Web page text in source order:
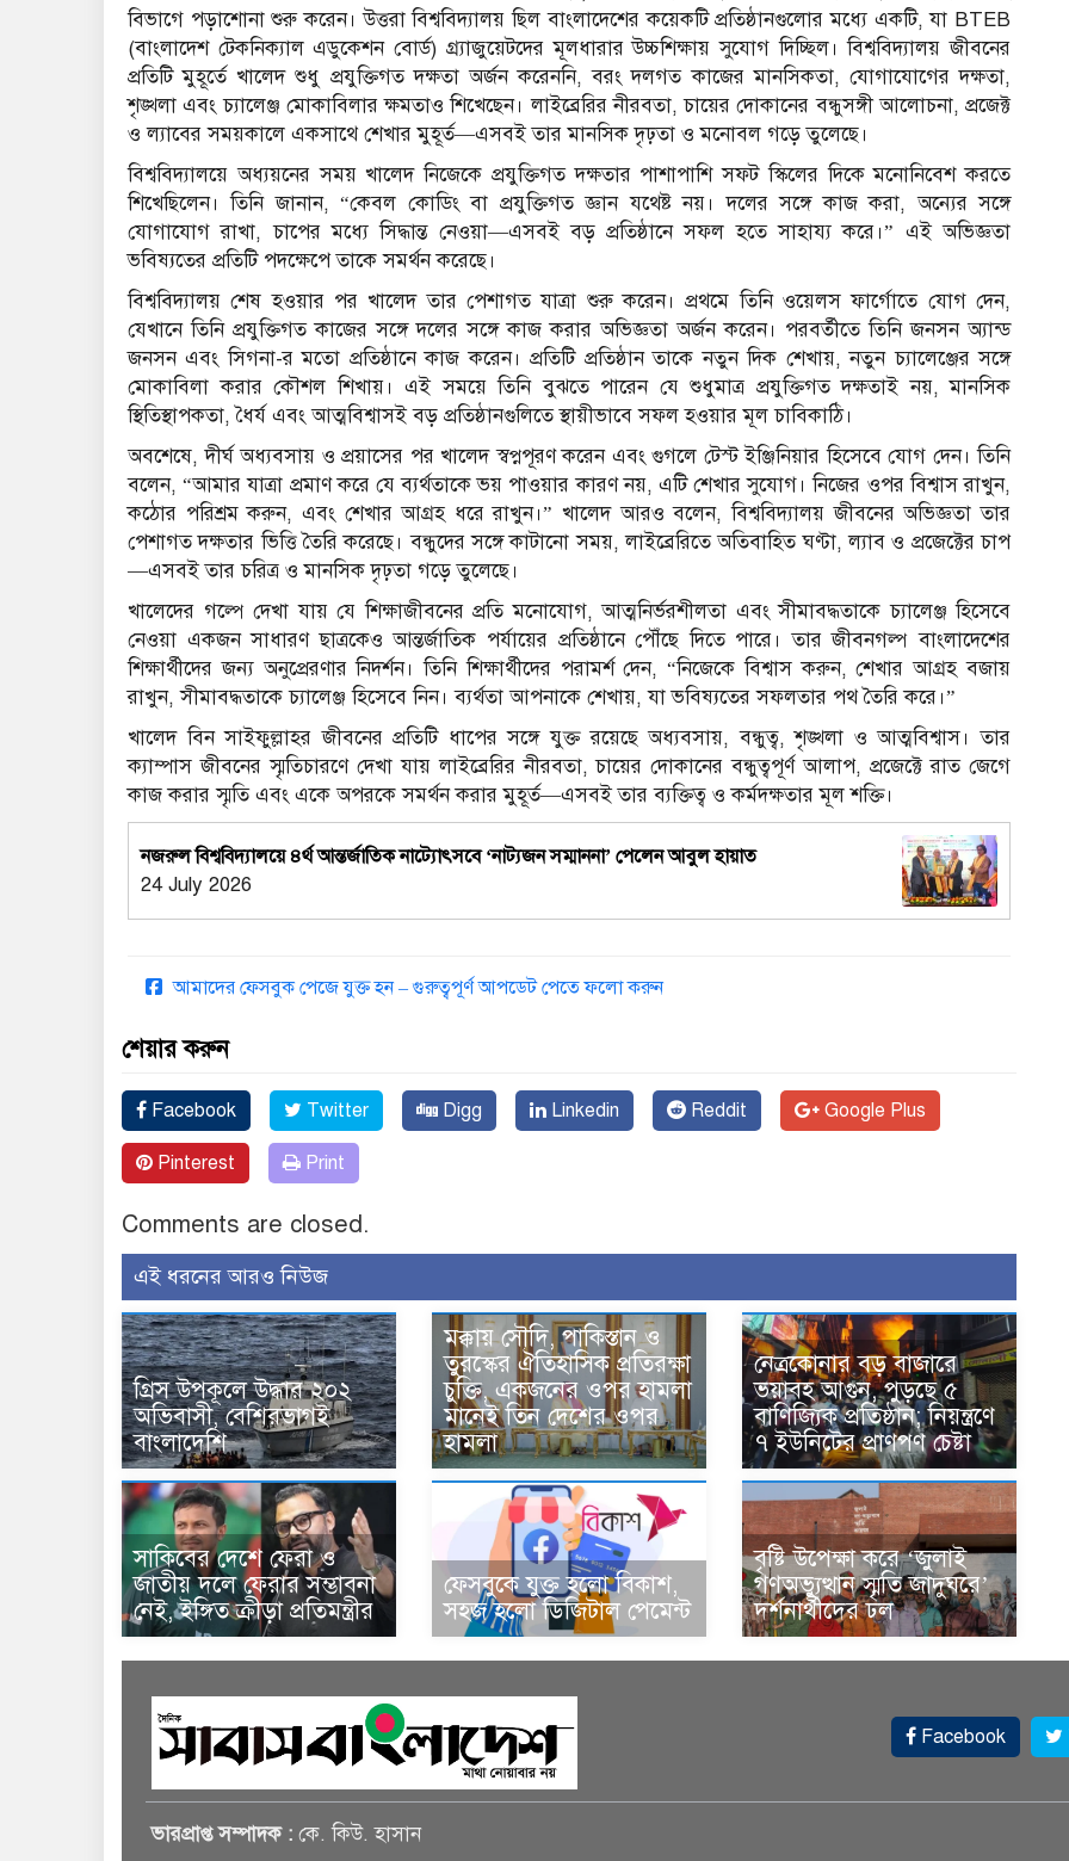
বিভাগে পড়াশোনা শুরু করেন। উত্তরা বিশ্ববিদ্যালয় ছিল বাংলাদেশের কয়েকটি প্রতিষ্ঠানগুলোর মধ্যে একটি, যা BTEB
(বাংলাদেশ টেকনিক্যাল এডুকেশন বোর্ড) গ্র্যাজুয়েটদের মূলধারার উচ্চশিক্ষায় সুযোগ দিচ্ছিল। বিশ্ববিদ্যালয় জীবনের
প্রতিটি মুহূর্তে খালেদ শুধু প্রযুক্তিগত দক্ষতা অর্জন করেননি, বরং দলগত কাজের মানসিকতা, যোগাযোগের দক্ষতা,
শৃঙ্খলা এবং চ্যালেঞ্জ মোকাবিলার ক্ষমতাও শিখেছেন। লাইব্রেরির নীরবতা, চায়ের দোকানের বন্ধুসঙ্গী আলোচনা, প্রজেক্ট
ও ল্যাবের সময়কালে একসাথে শেখার মুহূর্ত—এসবই তার মানসিক দৃঢ়তা ও মনোবল গড়ে তুলেছে।
বিশ্ববিদ্যালয়ে অধ্যয়নের সময় খালেদ নিজেকে প্রযুক্তিগত দক্ষতার পাশাপাশি সফট স্কিলের দিকে মনোনিবেশ করতে
শিখেছিলেন। তিনি জানান, “কেবল কোডিং বা প্রযুক্তিগত জ্ঞান যথেষ্ট নয়। দলের সঙ্গে কাজ করা, অন্যের সঙ্গে
যোগাযোগ রাখা, চাপের মধ্যে সিদ্ধান্ত নেওয়া—এসবই বড় প্রতিষ্ঠানে সফল হতে সাহায্য করে।” এই অভিজ্ঞতা
ভবিষ্যতের প্রতিটি পদক্ষেপে তাকে সমর্থন করেছে।
বিশ্ববিদ্যালয় শেষ হওয়ার পর খালেদ তার পেশাগত যাত্রা শুরু করেন। প্রথমে তিনি ওয়েলস ফার্গোতে যোগ দেন,
যেখানে তিনি প্রযুক্তিগত কাজের সঙ্গে দলের সঙ্গে কাজ করার অভিজ্ঞতা অর্জন করেন। পরবর্তীতে তিনি জনসন অ্যান্ড
জনসন এবং সিগনা-র মতো প্রতিষ্ঠানে কাজ করেন। প্রতিটি প্রতিষ্ঠান তাকে নতুন দিক শেখায়, নতুন চ্যালেঞ্জের সঙ্গে
মোকাবিলা করার কৌশল শিখায়। এই সময়ে তিনি বুঝতে পারেন যে শুধুমাত্র প্রযুক্তিগত দক্ষতাই নয়, মানসিক
স্থিতিস্থাপকতা, ধৈর্য এবং আত্মবিশ্বাসই বড় প্রতিষ্ঠানগুলিতে স্থায়ীভাবে সফল হওয়ার মূল চাবিকাঠি।
অবশেষে, দীর্ঘ অধ্যবসায় ও প্রয়াসের পর খালেদ স্বপ্নপূরণ করেন এবং গুগলে টেস্ট ইঞ্জিনিয়ার হিসেবে যোগ দেন। তিনি
বলেন, “আমার যাত্রা প্রমাণ করে যে ব্যর্থতাকে ভয় পাওয়ার কারণ নয়, এটি শেখার সুযোগ। নিজের ওপর বিশ্বাস রাখুন,
কঠোর পরিশ্রম করুন, এবং শেখার আগ্রহ ধরে রাখুন।” খালেদ আরও বলেন, বিশ্ববিদ্যালয় জীবনের অভিজ্ঞতা তার
পেশাগত দক্ষতার ভিত্তি তৈরি করেছে। বন্ধুদের সঙ্গে কাটানো সময়, লাইব্রেরিতে অতিবাহিত ঘণ্টা, ল্যাব ও প্রজেক্টের চাপ
—এসবই তার চরিত্র ও মানসিক দৃঢ়তা গড়ে তুলেছে।
খালেদের গল্পে দেখা যায় যে শিক্ষাজীবনের প্রতি মনোযোগ, আত্মনির্ভরশীলতা এবং সীমাবদ্ধতাকে চ্যালেঞ্জ হিসেবে
নেওয়া একজন সাধারণ ছাত্রকেও আন্তর্জাতিক পর্যায়ের প্রতিষ্ঠানে পৌঁছে দিতে পারে। তার জীবনগল্প বাংলাদেশের
শিক্ষার্থীদের জন্য অনুপ্রেরণার নিদর্শন। তিনি শিক্ষার্থীদের পরামর্শ দেন, “নিজেকে বিশ্বাস করুন, শেখার আগ্রহ বজায়
রাখুন, সীমাবদ্ধতাকে চ্যালেঞ্জ হিসেবে নিন। ব্যর্থতা আপনাকে শেখায়, যা ভবিষ্যতের সফলতার পথ তৈরি করে।”
খালেদ বিন সাইফুল্লাহর জীবনের প্রতিটি ধাপের সঙ্গে যুক্ত রয়েছে অধ্যবসায়, বন্ধুত্ব, শৃঙ্খলা ও আত্মবিশ্বাস। তার
ক্যাম্পাস জীবনের স্মৃতিচারণে দেখা যায় লাইব্রেরির নীরবতা, চায়ের দোকানের বন্ধুত্বপূর্ণ আলাপ, প্রজেক্টে রাত জেগে
কাজ করার স্মৃতি এবং একে অপরকে সমর্থন করার মুহূর্ত—এসবই তার ব্যক্তিত্ব ও কর্মদক্ষতার মূল শক্তি।
নজরুল বিশ্ববিদ্যালয়ে ৪র্থ আন্তর্জাতিক নাট্যোৎসবে ‘নাট্যজন সম্মাননা’ পেলেন আবুল হায়াত
24 July 2026
আমাদের ফেসবুক পেজে যুক্ত হন – গুরুত্বপূর্ণ আপডেট পেতে ফলো করুন
শেয়ার করুন
Facebook Twitter Digg Linkedin Reddit Google Plus
Pinterest Print
Comments are closed.
এই ধরনের আরও নিউজ
গ্রিস উপকূলে উদ্ধার ২০২
অভিবাসী, বেশিরভাগই
বাংলাদেশি
মক্কায় সৌদি, পাকিস্তান ও
তুরস্কের ঐতিহাসিক প্রতিরক্ষা
চুক্তি, একজনের ওপর হামলা
মানেই তিন দেশের ওপর
হামলা
নেত্রকোনার বড় বাজারে
ভয়াবহ আগুন, পুড়ছে ৫
বাণিজ্যিক প্রতিষ্ঠান; নিয়ন্ত্রণে
৭ ইউনিটের প্রাণপণ চেষ্টা
সাকিবের দেশে ফেরা ও
জাতীয় দলে ফেরার সম্ভাবনা
নেই, ইঙ্গিত ক্রীড়া প্রতিমন্ত্রীর
ফেসবুকে যুক্ত হলো বিকাশ,
সহজ হলো ডিজিটাল পেমেন্ট
বৃষ্টি উপেক্ষা করে ‘জুলাই
গণঅভ্যুত্থান স্মৃতি জাদুঘরে’
দর্শনার্থীদের ঢল
Facebook
ভারপ্রাপ্ত সম্পাদক : কে. কিউ. হাসান